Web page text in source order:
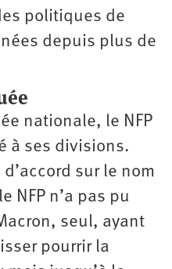
politiques de
depuis plus de
nationale, le NFP
à ses divisions.
sur le nom
NFP n’a pas pu
seul, ayant
pourrir la